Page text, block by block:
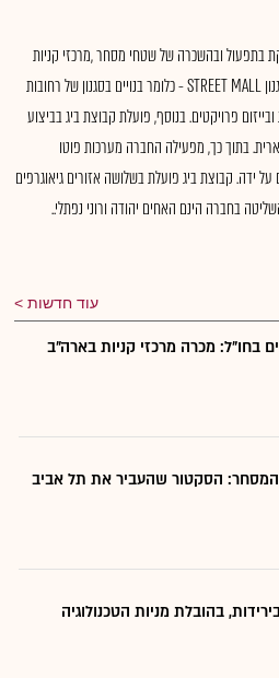
בתפעול ובהשכרה של שטחי מסחר ,מרכזי קניות
סגורים (קניונים) ומרכזי LIFE STYLE, בסגנון STREET MALL - כלומר בנויים בסגנון של רחובות
פרויקטים. בנוסף, פועלת קבוצת ביג בביצוע
בתוך כך, מפעילה החברה מערכות פוטו
על ידה. קבוצת ביג פועלת בשלושה אזורים גיאוגרפים
בחברה הינם האחים יהודה ורוני נפתלי..
עוד חדשות
בחו"ל: מכרה מרכזי קניות בארה"ב
המסחר: הסקטור שהעביר את תל אביב
בהובלת מניות הטכנולוגיה